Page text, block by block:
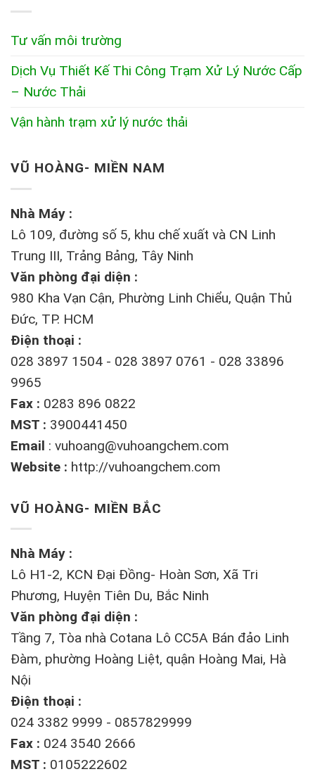
Tư vấn môi trường
Dịch Vụ Thiết Kế Thi Công Trạm Xử Lý Nước Cấp
– Nước Thải
Vận hành trạm xử lý nước thải
VŨ HOÀNG- MIỀN NAM
Nhà Máy :
Lô 109, đường số 5, khu chế xuất và CN Linh
Trung III, Trảng Bảng, Tây Ninh
Văn phòng đại diện :
980 Kha Vạn Cận, Phường Linh Chiểu, Quận Thủ
Đức, TP. HCM
Điện thoại :
028 3897 1504 - 028 3897 0761 - 028 33896
9965
Fax : 0283 896 0822
MST : 3900441450
Email : vuhoang@vuhoangchem.com
Website : http://vuhoangchem.com
VŨ HOÀNG- MIỀN BẮC
Nhà Máy :
Lô H1-2, KCN Đại Đồng- Hoàn Sơn, Xã Tri
Phương, Huyện Tiên Du, Bắc Ninh
Văn phòng đại diện :
Tầng 7, Tòa nhà Cotana Lô CC5A Bán đảo Linh
Đàm, phường Hoàng Liệt, quận Hoàng Mai, Hà
Nội
Điện thoại :
024 3382 9999 - 0857829999
Fax : 024 3540 2666
MST : 0105222602